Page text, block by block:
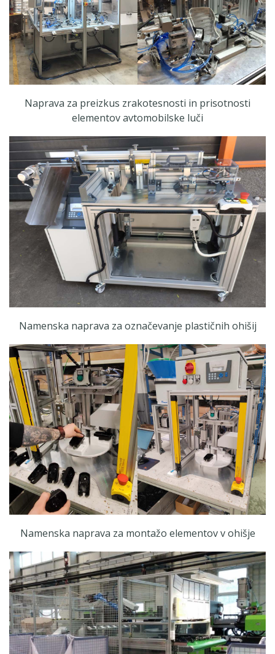
Naprava za preizkus zrakotesnosti in prisotnosti
elementov avtomobilske luči
Namenska naprava za označevanje plastičnih ohišij
Namenska naprava za montažo elementov v ohišje